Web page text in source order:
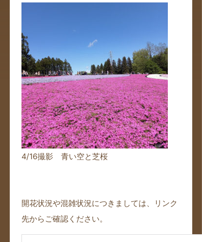
4/16撮影 青い空と芝桜
開花状況や混雑状況につきましては、リンク
先からご確認ください。